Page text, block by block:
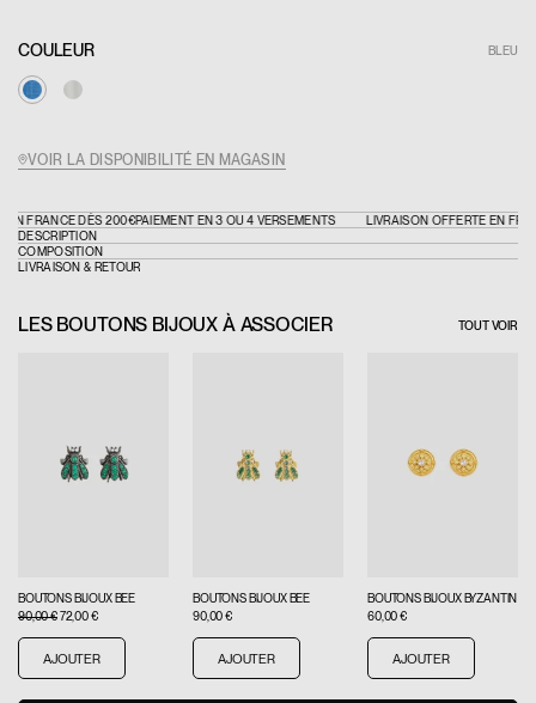
COULEUR BLEU
VOIR LA DISPONIBILITÉ EN MAGASIN
FRANCE DÈS 200€PAIEMENT EN 3 OU 4 VERSEMENTS
LIVRAISON OFFERTE EN
DESCRIPTION
COMPOSITION
LIVRAISON & RETOUR
LES BOUTONS BIJOUX À ASSOCIER TOUT VOIR
BOUTONS BIJOUX BEE
90,00 €72,00 €
AJOUTER
AJOUTER
BOUTONS BIJOUX BEE
90,00 €
AJOUTER
AJOUTER
BOUTONS BIJOUX BYZANTIN
60,00 €
AJOUTER
AJOUTER